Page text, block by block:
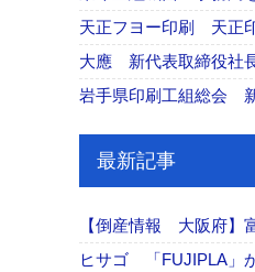
天正フヨー印刷 天正
大應 新代表取締役社
岩手県印刷工組総会
最新記事
【倒産情報 大阪府】
ヒサゴ 「FUJIPLA」